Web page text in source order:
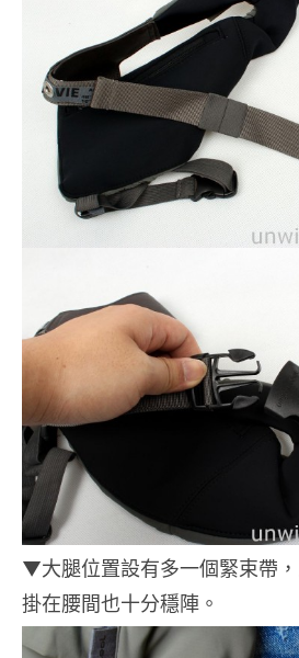
▼大腿位置設有多一個緊束帶
掛在腰間也十分穩陣。